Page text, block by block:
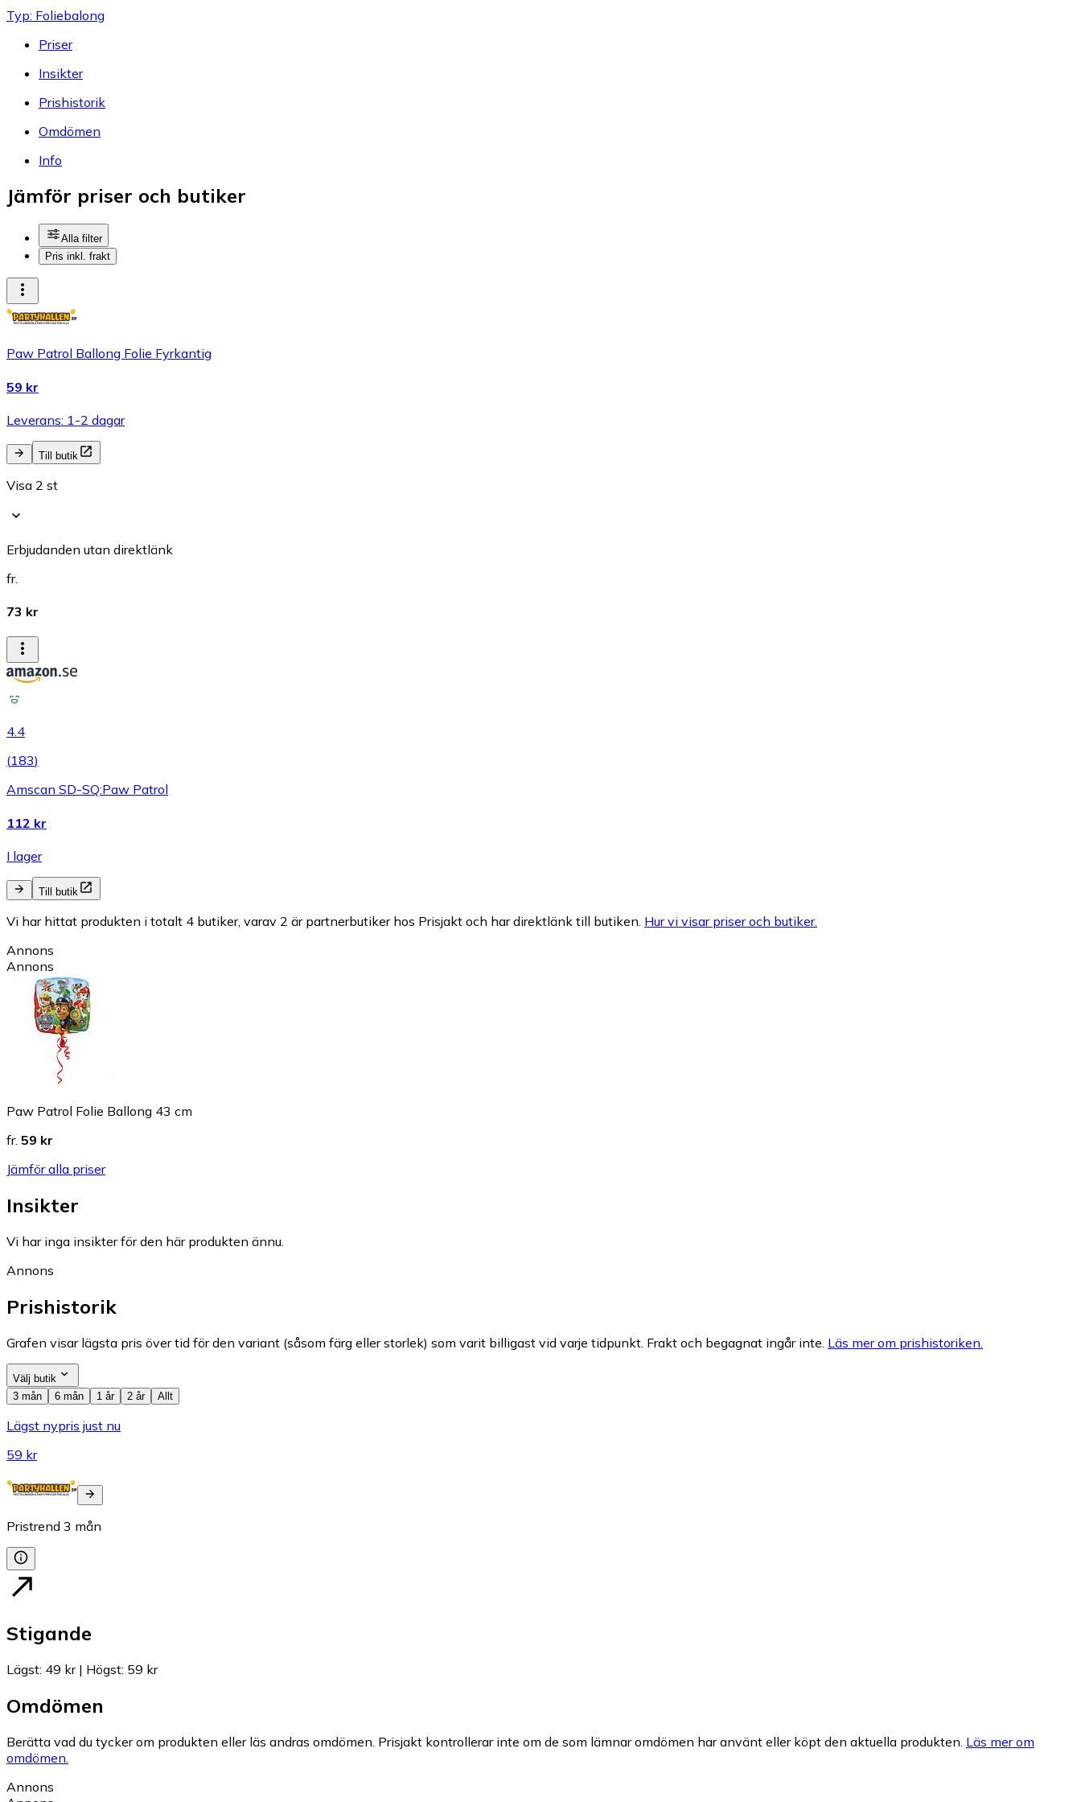
Typ: Foliebalong
Priser
Insikter
Prishistorik
Omdömen
Info
Jämför priser och butiker
Alla filter
Pris inkl. frakt
Paw Patrol Ballong Folie Fyrkantig
59 kr
Leverans: 1-2 dagar
Till butik
Visa 2 st
Erbjudanden utan direktlänk
fr.
73 kr
4.4
(183)
Amscan SD-SQ:Paw Patrol
112 kr
I lager
Till butik
Vi har hittat produkten i totalt 4 butiker, varav 2 är partnerbutiker hos Prisjakt och har direktlänk till butiken. Hur vi visar priser och butiker.
Annons
Annons
Paw Patrol Folie Ballong 43 cm
fr. 59 kr
Jämför alla priser
Insikter
Vi har inga insikter för den här produkten ännu.
Annons
Prishistorik
Grafen visar lägsta pris över tid för den variant (såsom färg eller storlek) som varit billigast vid varje tidpunkt. Frakt och begagnat ingår inte. Läs mer om prishistoriken.
Välj butik
3 mån
6 mån 1 år 2 år Allt
Lägst nypris just nu
59 kr
Pristrend 3 mån
Stigande
Lägst: 49 kr| Högst: 59 kr
Omdömen
Berätta vad du tycker om produkten eller läs andras omdömen. Prisjakt kontrollerar inte om de som lämnar omdömen har använt eller köpt den aktuella produkten. Läs mer om
omdömen.
Annons